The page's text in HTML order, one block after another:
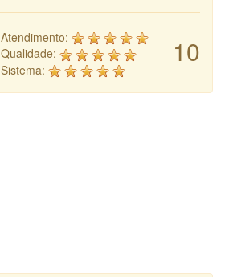
10
Atendimento:
Qualidade:
Sistema: